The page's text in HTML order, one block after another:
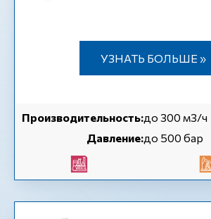
УЗНАТЬ БОЛЬШЕ »
Производительность:до 300 м3/ч
Давление:до 500 бар